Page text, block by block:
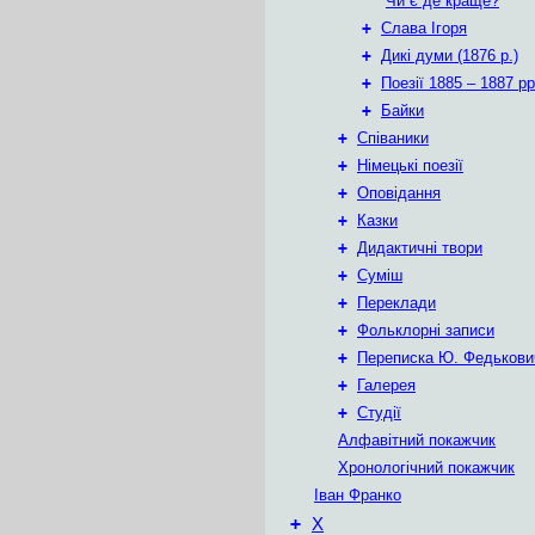
+ Слава Ігоря
+ Дикі думи (1876 р.)
+
Поезії 1885 – 1887
+
Байки
+ Співаники
+
Німецькі поезії
+ Оповідання
+
Казки
+ Дидактичні твори
+ Суміш
+
Переклади
+ Фольклорні записи
+
Переписка Ю.
+
Галерея
+ Студії
Алфавітний покажчик
Хронологічний покажчик
Іван Франко
+ Х